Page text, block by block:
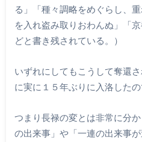
る」「種々調略をめぐらし、
を入れ盗み取りおわんぬ」「
どと書き残されている。）
いずれにしてもこうして奪還
に実に１５年ぶりに入洛したの
つまり長禄の変とは非常に分
の出来事」や「一連の出来事